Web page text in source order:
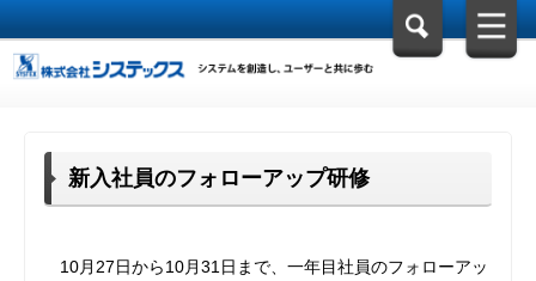
新入社員のフォローアップ研修
10月27日から10月31日まで、一年目社員のフォローアッ